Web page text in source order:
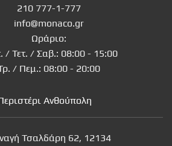
210 777-1-777
info@monaco.gr
Ωράριο:
/ Τετ. / Σαβ.: 08:00 - 15:00
/ Πεμ.: 08:00 - 20:00
Ανθούπολη
Τσαλδάρη 62, 12134